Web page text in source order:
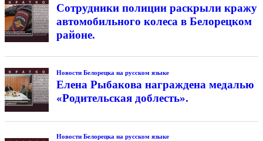
Сотрудники полиции раскрыли кражу
автомобильного колеса в Белорецком
районе.
Новости Белорецка на русском языке
Елена Рыбакова награждена медалью
«Родительская доблесть».
Новости Белорецка на русском языке